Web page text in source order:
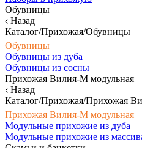
Обувницы
Назад
Каталог/Прихожая/Обувницы
Обувницы
Обувницы из дуба
Обувницы из сосны
Прихожая Вилия-М модульная
Назад
Каталог/Прихожая/Прихожая
Прихожая Вилия-М модульная
Модульные прихожие из дуба
Модульные прихожие из